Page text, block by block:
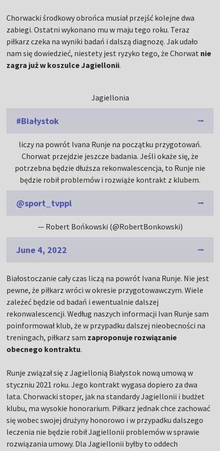
Chorwacki środkowy obrońca musiał przejść kolejne dwa
zabiegi. Ostatni wykonano mu w maju tego roku. Teraz
piłkarz czeka na wyniki badań i dalszą diagnozę. Jak udało
nam się dowiedzieć, niestety jest ryzyko tego, że Chorwat nie
zagra już w koszulce Jagiellonii.
Jagiellonia
#Białystok
liczy na powrót Ivana Runje na początku przygotowań.
Chorwat przejdzie jeszcze badania. Jeśli okaże się, że
potrzebna będzie dłuższa rekonwalescencja, to Runje nie
będzie robił problemów i rozwiąże kontrakt z klubem.
@sport_tvppl
— Robert Bońkowski (@RobertBonkowski)
June 4, 2022
Białostoczanie cały czas liczą na powrót Ivana Runje. Nie jest
pewne, że piłkarz wróci w okresie przygotowawczym. Wiele
zależeć będzie od badań i ewentualnie dalszej
rekonwalescencji. Według naszych informacji Ivan Runje sam
poinformował klub, że w przypadku dalszej nieobecności na
treningach, piłkarz sam zaproponuje rozwiązanie
obecnego kontraktu.
Runje związał się z Jagiellonią Białystok nową umową w
styczniu 2021 roku. Jego kontrakt wygasa dopiero za dwa
lata. Chorwacki stoper, jak na standardy Jagiellonii i budżet
klubu, ma wysokie honorarium. Piłkarz jednak chce zachować
się wobec swojej drużyny honorowo i w przypadku dalszego
leczenia nie będzie robił Jagiellonii problemów w sprawie
rozwiązania umowy. Dla Jagiellonii byłby to oddech